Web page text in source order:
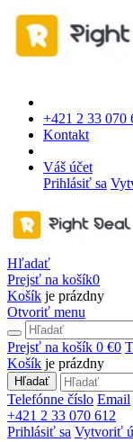
+421 2 33 070
Kontakt
Váš účet
Prihlásiť sa
Hľadať
Prejsť na košík0
Košík je prázdny
Otvoriť menu
Prejsť na košík 0 €0
Košík je prázdny
Hľadať
Telefónne číslo Email
+421 2 33 070 612
Prihlásiť sa Vytvoriť